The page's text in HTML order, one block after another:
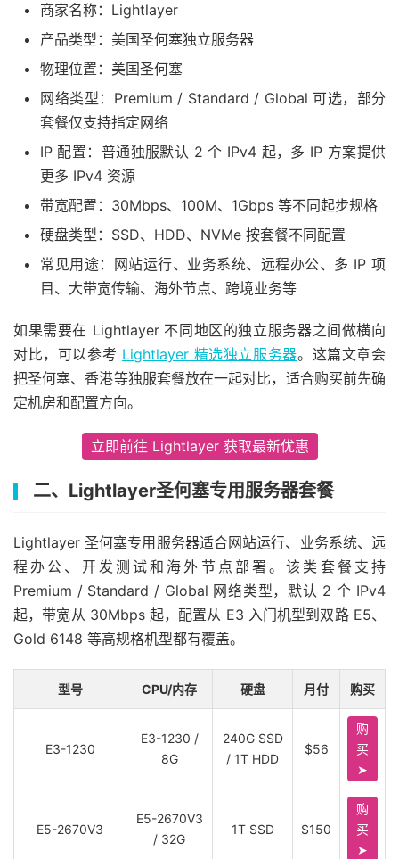
商家名称：Lightlayer
产品类型：美国圣何塞独立服务器
物理位置：美国圣何塞
网络类型：Premium / Standard / Global 可选，部分
套餐仅支持指定网络
IP 配置：普通独服默认 2 个 IPv4 起，多 IP 方案提供
更多 IPv4 资源
带宽配置：30Mbps、100M、1Gbps 等不同起步规格
硬盘类型：SSD、HDD、NVMe 按套餐不同配置
常见用途：网站运行、业务系统、远程办公、多 IP 项
目、大带宽传输、海外节点、跨境业务等
如果需要在 Lightlayer 不同地区的独立服务器之间做横向
对比，可以参考 Lightlayer 精选独立服务器。这篇文章会
把圣何塞、香港等独服套餐放在一起对比，适合购买前先确
定机房和配置方向。
立即前往 Lightlayer 获取最新优惠
二、Lightlayer圣何塞专用服务器套餐
Lightlayer 圣何塞专用服务器适合网站运行、业务系统、远
程办公、开发测试和海外节点部署。该类套餐支持
Premium / Standard / Global 网络类型，默认 2 个 IPv4
起，带宽从 30Mbps 起，配置从 E3 入门机型到双路 E5、
Gold 6148 等高规格机型都有覆盖。
型号 CPU/内存 硬盘 月付 购买
E3-1230
E3-1230 /
8G
240G SSD
/ 1T HDD
$56
购
买
➤
E5-2670V3
E5-2670V3
/ 32G
1T SSD $150
购
买
➤